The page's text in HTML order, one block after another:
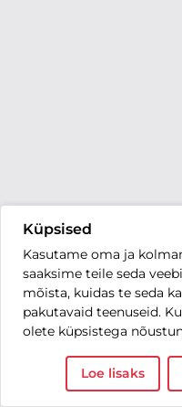
Küpsised
Kasutame oma ja
saaksime teile seda
mõista, kuidas te seda
pakutavaid teenuseid.
olete küpsistega
Loe lisaks